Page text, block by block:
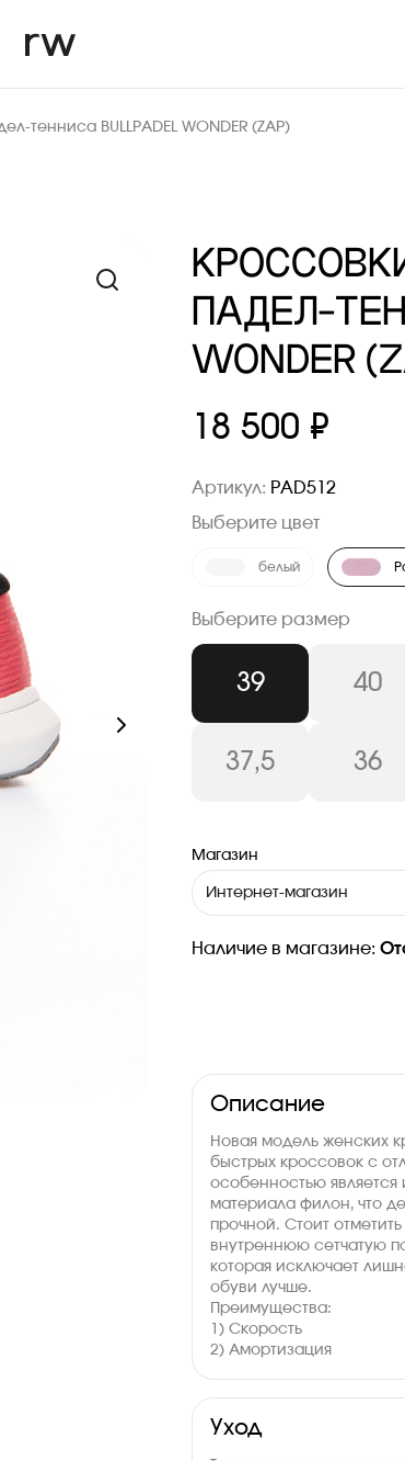
тенниса BULLPADEL WONDER (ZAP)
ПАДЕЛ-
WONDER
18 500 ₽
Артикул: PAD512
Выберите размер
39 40
37,5 36
Выберите цвет
белый
Магазин
Интернет-магазин
Наличие в магазине:
Описание
Новая модель женских
быстрых кроссовок с
особенностью
материала филон, что
прочной. Стоит
внутреннюю сетчатую
которая исключает
обуви лучше.
Преимущества:
1) Скорость
2) Амортизация
Уход